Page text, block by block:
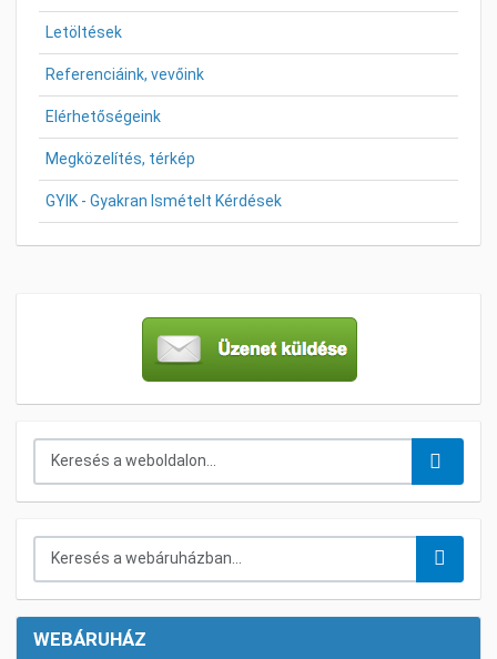
Letöltések
Referenciáink, vevőink
Elérhetőségeink
Megközelítés, térkép
GYIK - Gyakran Ismételt Kérdések
WEBÁRUHÁZ